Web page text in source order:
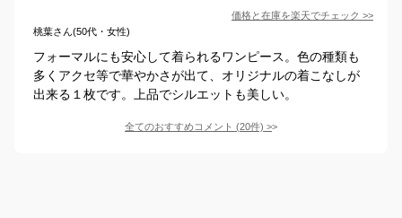
価格と在庫を楽天でチェック >>
桃葉さん(50代・女性)
フォーマルにも安心して着られるワンピース。色の種類も
多くアクセ等で華やかさが出て、オリジナルの着こなしが
出来る１枚です。上品でシルエットも美しい。
全てのおすすめコメント (20件) >